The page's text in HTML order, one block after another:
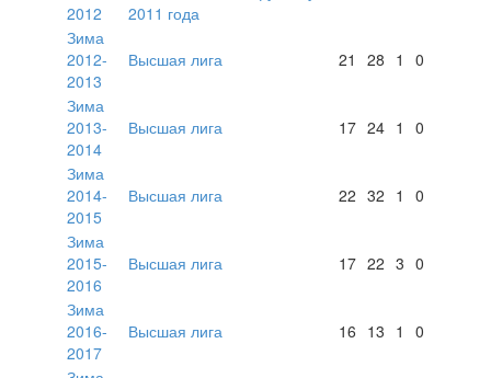
2012
2011 года
Зима
2012-
2013
Высшая лига 21 28 1 0
Зима
2013-
2014
Высшая лига 17 24 1 0
Зима
2014-
2015
Высшая лига 22 32 1 0
Зима
2015-
2016
Высшая лига 17 22 3 0
Зима
2016-
2017
Высшая лига 16 13 1 0